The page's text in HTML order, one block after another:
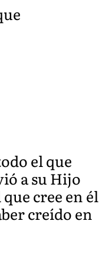
el que
a su Hijo
cree en él
creído en